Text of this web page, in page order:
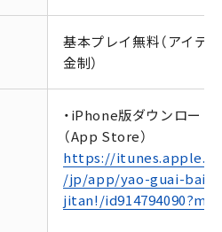
基本プレイ無料（アイテ
金制）
・iPhone版ダウンロード
（App Store）
https://
/jp/app/yao-guai-bai-
jitan!/